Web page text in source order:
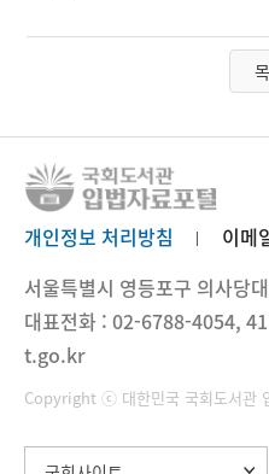
개인정보 처리방침
이메
서울특별시 영등포구 의사당
대표전화 : 02-6788-4054,
t.go.kr
Copyright ⓒ 대한민국 국회도서관